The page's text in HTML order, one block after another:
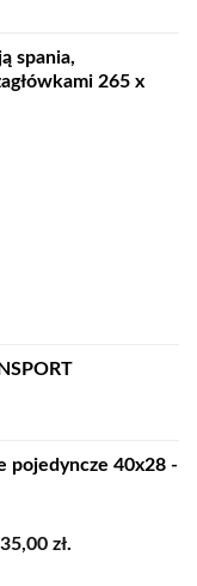
zł
zł
spania,
265 x
pojedyncze 40x28 -
35,00 zł.